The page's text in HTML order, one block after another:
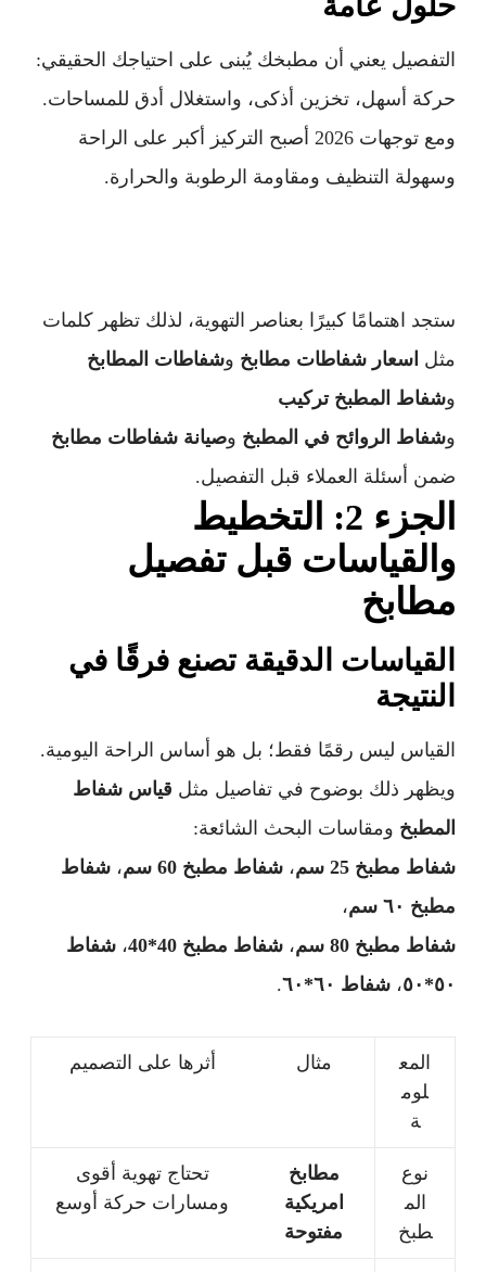
التفصيل يعني أن مطبخك يُبنى على احتياجك الحقيقي:
حركة أسهل، تخزين أذكى، واستغلال أدق للمساحات.
ومع توجهات 2026 أصبح التركيز أكبر على الراحة
وسهولة التنظيف ومقاومة الرطوبة والحرارة.
ستجد اهتمامًا كبيرًا بعناصر التهوية، لذلك تظهر كلمات
مثل اسعار شفاطات مطابخ وشفاطات المطابخ
وشفاط المطبخ تركيب
وشفاط الروائح في المطبخ وصيانة شفاطات مطابخ
ضمن أسئلة العملاء قبل التفصيل.
الجزء 2: التخطيط
والقياسات قبل تفصيل
مطابخ
القياسات الدقيقة تصنع فرقًا في
النتيجة
القياس ليس رقمًا فقط؛ بل هو أساس الراحة اليومية.
ويظهر ذلك بوضوح في تفاصيل مثل قياس شفاط
المطبخ ومقاسات البحث الشائعة:
شفاط مطبخ 25 سم
، شفاط مطبخ 60 سم ، شفاط
مطبخ ٦٠ سم
،
شفاط مطبخ 80 سم
، شفاط مطبخ 40*40 ، شفاط
٥٠*٥٠
، شفاط ٦٠*٦٠ .
المع
لوم
ة
مثال أثرها على التصميم
نوع
الم
طبخ
مطابخ
امريكية
مفتوحة
تحتاج تهوية أقوى
ومسارات حركة أوسع